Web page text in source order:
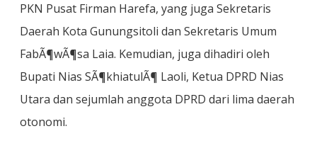
PKN Pusat Firman Harefa, yang juga Sekretaris
Daerah Kota Gunungsitoli dan Sekretaris Umum
FabÃ¶wÃ¶sa Laia. Kemudian, juga dihadiri oleh
Bupati Nias SÃ¶khiatulÃ¶ Laoli, Ketua DPRD Nias
Utara dan sejumlah anggota DPRD dari lima daerah
otonomi.